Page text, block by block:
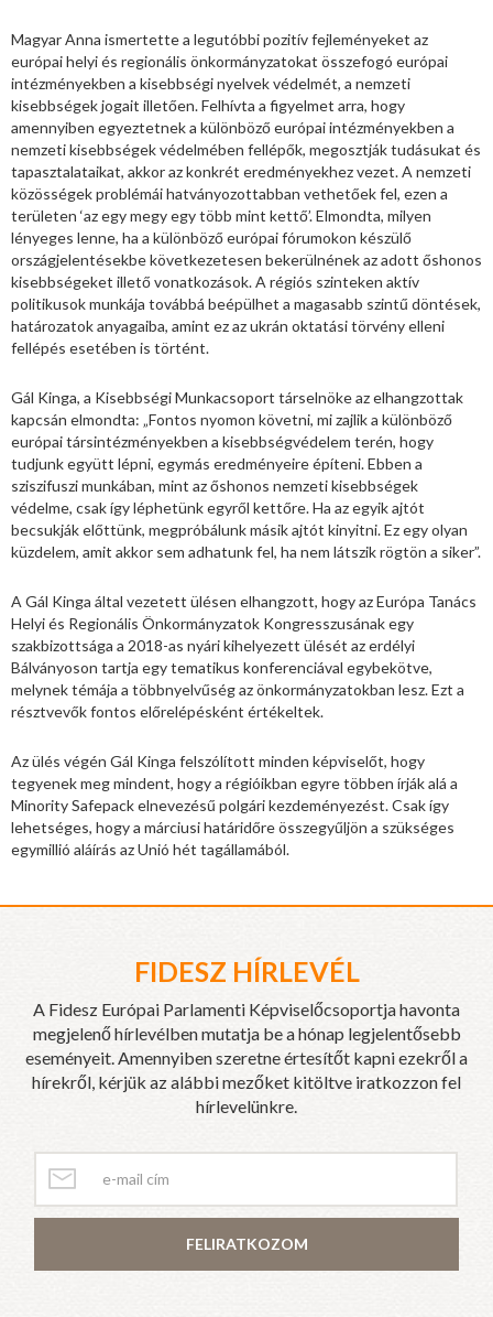
Magyar Anna ismertette a legutóbbi pozitív fejleményeket az
európai helyi és regionális önkormányzatokat összefogó európai
intézményekben a kisebbségi nyelvek védelmét, a nemzeti
kisebbségek jogait illetően. Felhívta a figyelmet arra, hogy
amennyiben egyeztetnek a különböző európai intézményekben a
nemzeti kisebbségek védelmében fellépők, megosztják tudásukat és
tapasztalataikat, akkor az konkrét eredményekhez vezet. A nemzeti
közösségek problémái hatványozottabban vethetőek fel, ezen a
területen ‘az egy megy egy több mint kettő’. Elmondta, milyen
lényeges lenne, ha a különböző európai fórumokon készülő
országjelentésekbe következetesen bekerülnének az adott őshonos
kisebbségeket illető vonatkozások. A régiós szinteken aktív
politikusok munkája továbbá beépülhet a magasabb szintű döntések,
határozatok anyagaiba, amint ez az ukrán oktatási törvény elleni
fellépés esetében is történt.
Gál Kinga, a Kisebbségi Munkacsoport társelnöke az elhangzottak
kapcsán elmondta: „Fontos nyomon követni, mi zajlik a különböző
európai társintézményekben a kisebbségvédelem terén, hogy
tudjunk együtt lépni, egymás eredményeire építeni. Ebben a
sziszifuszi munkában, mint az őshonos nemzeti kisebbségek
védelme, csak így léphetünk egyről kettőre. Ha az egyik ajtót
becsukják előttünk, megpróbálunk másik ajtót kinyitni. Ez egy olyan
küzdelem, amit akkor sem adhatunk fel, ha nem látszik rögtön a siker”.
A Gál Kinga által vezetett ülésen elhangzott, hogy az Európa Tanács
Helyi és Regionális Önkormányzatok Kongresszusának egy
szakbizottsága a 2018-as nyári kihelyezett ülését az erdélyi
Bálványoson tartja egy tematikus konferenciával egybekötve,
melynek témája a többnyelvűség az önkormányzatokban lesz. Ezt a
résztvevők fontos előrelépésként értékeltek.
Az ülés végén Gál Kinga felszólított minden képviselőt, hogy
tegyenek meg mindent, hogy a régióikban egyre többen írják alá a
Minority Safepack elnevezésű polgári kezdeményezést. Csak így
lehetséges, hogy a márciusi határidőre összegyűljön a szükséges
egymillió aláírás az Unió hét tagállamából.
FIDESZ HÍRLEVÉL
A Fidesz Európai Parlamenti Képviselőcsoportja havonta
megjelenő hírlevélben mutatja be a hónap legjelentősebb
eseményeit. Amennyiben szeretne értesítőt kapni ezekről a
hírekről, kérjük az alábbi mezőket kitöltve iratkozzon fel
hírlevelünkre.
FELIRATKOZOM